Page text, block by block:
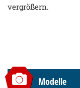
vergrößern.
Modelle